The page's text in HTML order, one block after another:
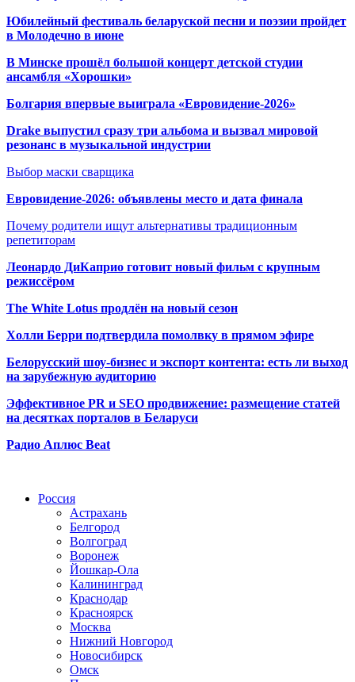
Юбилейный фестиваль беларуской песни и поэзии пройдет
в Молодечно в июне
В Минске прошёл большой концерт детской студии
ансамбля «Хорошки»
Болгария впервые выиграла «Евровидение-2026»
Drake выпустил сразу три альбома и вызвал мировой
резонанс в музыкальной индустрии
Выбор маски сварщика
Евровидение-2026: объявлены место и дата финала
Почему родители ищут альтернативы традиционным
репетиторам
Леонардо ДиКаприо готовит новый фильм с крупным
режиссёром
The White Lotus продлён на новый сезон
Холли Берри подтвердила помолвку в прямом эфире
Белорусский шоу-бизнес и экспорт контента: есть ли выход
на зарубежную аудиторию
Эффективное PR и SEO продвижение: размещение статей
на десятках порталов в Беларуси
Радио Аплюс Beat
Россия
Астрахань
Белгород
Волгоград
Воронеж
Йошкар-Ола
Калининград
Краснодар
Красноярск
Москва
Нижний Новгород
Новосибирск
Омск